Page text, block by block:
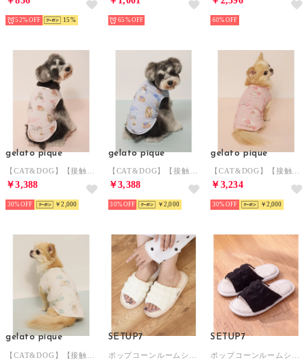
52% 15 65% 60%
gelato pique
【CAT&DOG】【接触冷感】 ビーチ シュナウザー柄Coolingプルオーバー 【返品不可商品】 （PNK）
￥3,388
30% ￥2,000
gelato pique
【CAT&DOG】【接触冷感】 ビーチ シュナウザー柄Coolingプルオーバー 【返品不可商品】 （BLU）
￥3,388
30% ￥2,000
gelato pique
【CAT&DOG】【接触冷感】ビーチ マルチーズ ポメラニアン チワワ柄Coolingプルオーバー 【返品不可商品】 （PNK）
￥3,234
30% ￥2,000
gelato pique SETUP7 SETUP7